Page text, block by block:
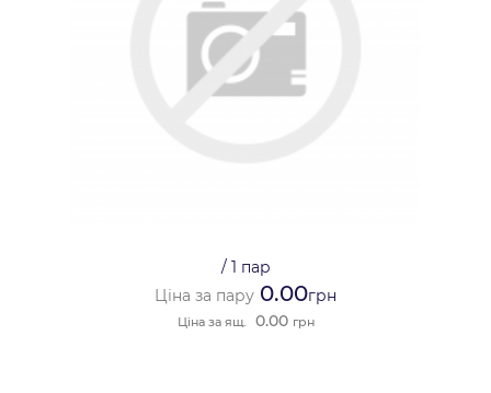
/ 1 пар
Ціна за пару 0.00грн
Ціна за ящ. 0.00 грн